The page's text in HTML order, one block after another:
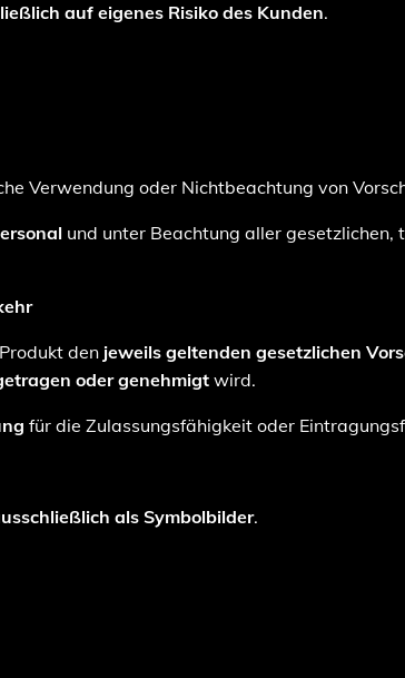
auf eigenes Risiko des Kunden.
Verwendung oder Nichtbeachtung von
und unter Beachtung aller
den jeweils geltenden gesetzlichen
oder genehmigt wird.
für die Zulassungsfähigkeit oder
als Symbolbilder.